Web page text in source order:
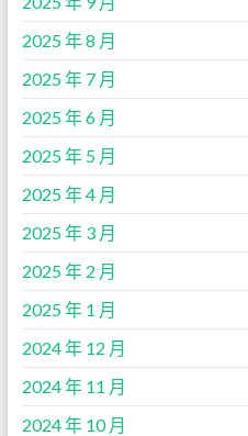
2025 年 8 月
2025 年 7 月
2025 年 6 月
2025 年 5 月
2025 年 4 月
2025 年 3 月
2025 年 2 月
2025 年 1 月
2024 年 12 月
2024 年 11 月
2024 年 10 月